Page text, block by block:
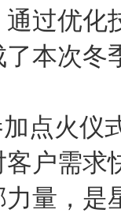
过优化
本次冬
火仪
户需求
量，是